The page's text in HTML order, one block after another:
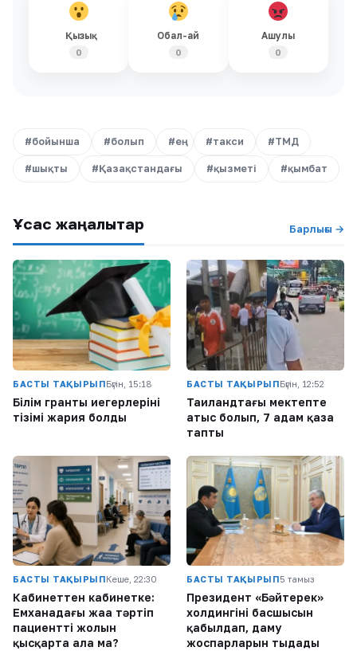
Қызық
0
Обал-ай
0
Ашулы
0
#бойынша #болып #ең #такси #ТМД
#шықты #Қазақстандағы #қызметі #қымбат
Ұқсас жаңалықтар Барлығы →
БАСТЫ ТАҚЫРЫПБүгін, 15:18
Білім гранты иегерлерінің
тізімі жария болды
БАСТЫ ТАҚЫРЫПБүгін, 12:52
Таиландтағы мектепте
атыс болып, 7 адам қаза
тапты
БАСТЫ ТАҚЫРЫПКеше, 22:30
Кабинеттен кабинетке:
Емханадағы жаңа тәртіп
пациенттің жолын
қысқарта ала ма?
БАСТЫ ТАҚЫРЫП5 тамыз
Президент «Бәйтерек»
холдингінің басшысын
қабылдап, даму
жоспарларын тыңдады